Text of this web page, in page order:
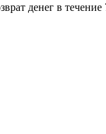
денег в